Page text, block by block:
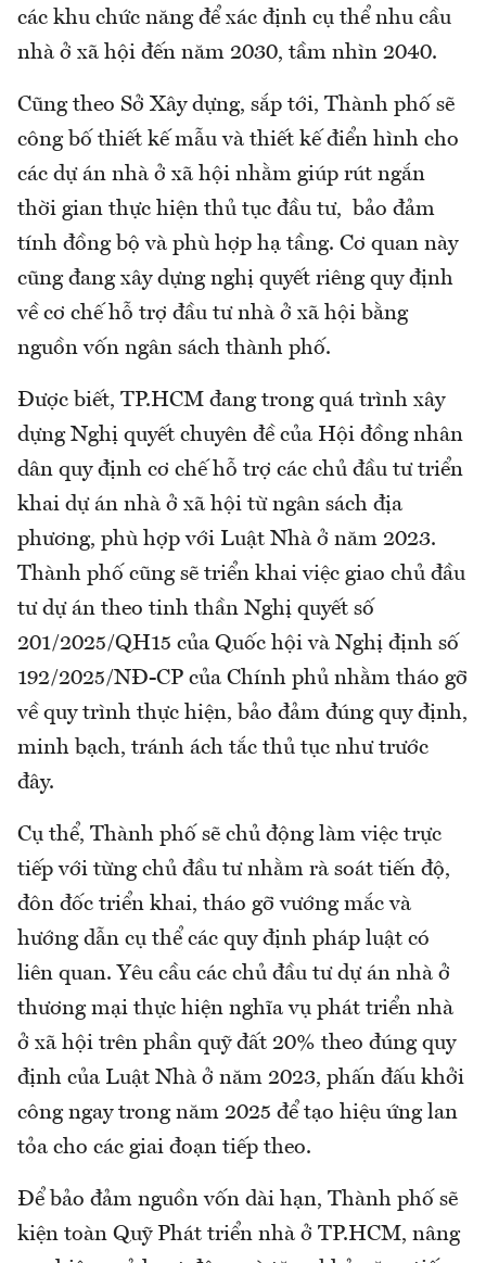
các khu chức năng để xác định cụ thể nhu cầu
nhà ở xã hội đến năm 2030, tầm nhìn 2040.
Cũng theo Sở Xây dựng, sắp tới, Thành phố sẽ
công bố thiết kế mẫu và thiết kế điển hình cho
các dự án nhà ở xã hội nhằm giúp rút ngắn
thời gian thực hiện thủ tục đầu tư, bảo đảm
tính đồng bộ và phù hợp hạ tầng. Cơ quan này
cũng đang xây dựng nghị quyết riêng quy định
về cơ chế hỗ trợ đầu tư nhà ở xã hội bằng
nguồn vốn ngân sách thành phố.
Được biết, TP.HCM đang trong quá trình xây
dựng Nghị quyết chuyên đề của Hội đồng nhân
dân quy định cơ chế hỗ trợ các chủ đầu tư triển
khai dự án nhà ở xã hội từ ngân sách địa
phương, phù hợp với Luật Nhà ở năm 2023.
Thành phố cũng sẽ triển khai việc giao chủ đầu
tư dự án theo tinh thần Nghị quyết số
201/2025/QH15 của Quốc hội và Nghị định số
192/2025/NĐ-CP của Chính phủ nhằm tháo gỡ
về quy trình thực hiện, bảo đảm đúng quy định,
minh bạch, tránh ách tắc thủ tục như trước
đây.
Cụ thể, Thành phố sẽ chủ động làm việc trực
tiếp với từng chủ đầu tư nhằm rà soát tiến độ,
đôn đốc triển khai, tháo gỡ vướng mắc và
hướng dẫn cụ thể các quy định pháp luật có
liên quan. Yêu cầu các chủ đầu tư dự án nhà ở
thương mại thực hiện nghĩa vụ phát triển nhà
ở xã hội trên phần quỹ đất 20% theo đúng quy
định của Luật Nhà ở năm 2023, phấn đấu khởi
công ngay trong năm 2025 để tạo hiệu ứng lan
tỏa cho các giai đoạn tiếp theo.
Để bảo đảm nguồn vốn dài hạn, Thành phố sẽ
kiện toàn Quỹ Phát triển nhà ở TP.HCM, nâng